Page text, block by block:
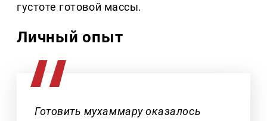
густоте готовой массы.
Личный опыт
Готовить мухаммару оказалось